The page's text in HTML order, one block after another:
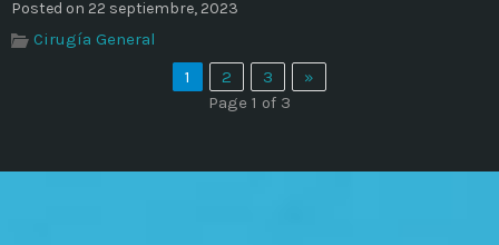
Posted on 22 septiembre, 2023
Cirugía General
1
2 3
»
Page 1 of 3